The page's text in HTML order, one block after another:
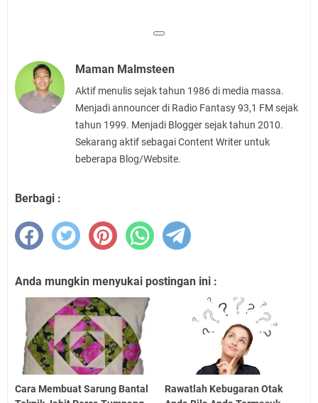
Maman Malmsteen
Aktif menulis sejak tahun 1986 di media massa.
Menjadi announcer di Radio Fantasy 93,1 FM sejak
tahun 1999. Menjadi Blogger sejak tahun 2010.
Sekarang aktif sebagai Content Writer untuk
beberapa Blog/Website.
Berbagi :
Anda mungkin menyukai postingan ini :
Cara Membuat Sarung Bantal
Rawatlah Kebugaran Otak